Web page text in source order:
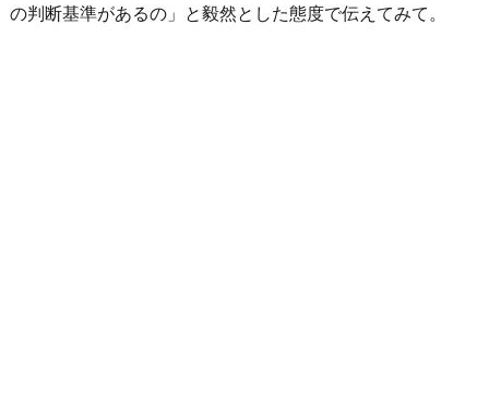
の判断基準があるの」と毅然とした態度で伝えてみて。